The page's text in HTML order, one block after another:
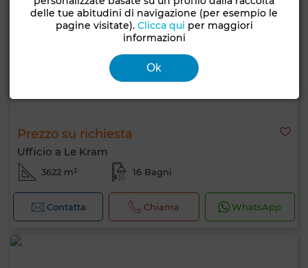
Prezzo su richiesta
Ufficio a Le Kram
3622 m² 16 Bagni
Contatta Chiama WhatsApp
delle tue abitudini di navigazione (per esempio le
pagine visitate). Clicca qui per maggiori
informazioni
Ok